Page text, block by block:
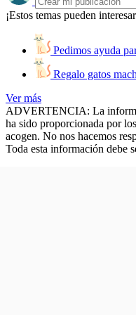
¡Estos temas pueden
Pedimos ayuda
Regalo gatos
Ver más
ADVERTENCIA: La
ha sido proporcionada por
acogen. No nos hacemos
Toda esta información debe